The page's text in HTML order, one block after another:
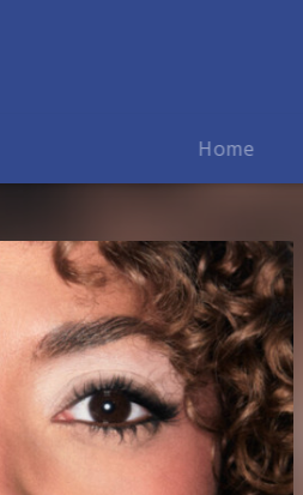
Home